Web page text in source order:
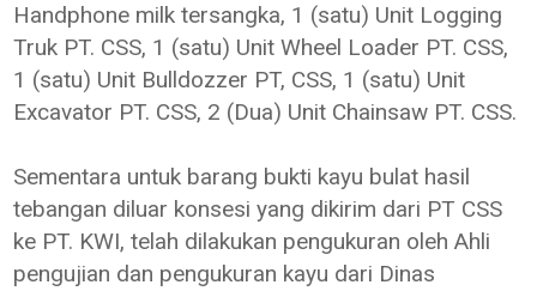
Handphone milk tersangka, 1 (satu) Unit Logging
Truk PT. CSS, 1 (satu) Unit Wheel Loader PT. CSS,
1 (satu) Unit Bulldozzer PT, CSS, 1 (satu) Unit
Excavator PT. CSS, 2 (Dua) Unit Chainsaw PT. CSS.
Sementara untuk barang bukti kayu bulat hasil
tebangan diluar konsesi yang dikirim dari PT CSS
ke PT. KWI, telah dilakukan pengukuran oleh Ahli
pengujian dan pengukuran kayu dari Dinas